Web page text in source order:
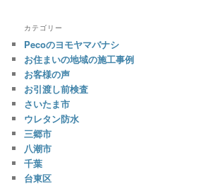
カテゴリー
Pecoのヨモヤマバナシ
お住まいの地域の施工事例
お客様の声
お引渡し前検査
さいたま市
ウレタン防水
三郷市
八潮市
千葉
台東区